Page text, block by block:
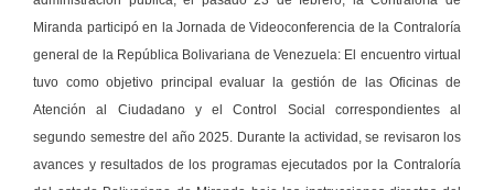
Miranda participó en la Jornada de Videoconferencia de la Contraloría
general de la República Bolivariana de Venezuela: El encuentro virtual
tuvo como objetivo principal evaluar la gestión de las Oficinas de
Atención al Ciudadano y el Control Social correspondientes al
segundo semestre del año 2025. Durante la actividad, se revisaron los
avances y resultados de los programas ejecutados por la Contraloría